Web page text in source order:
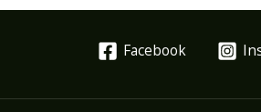
Facebook